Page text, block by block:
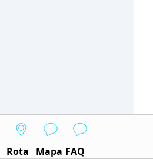
Rota Mapa FAQ